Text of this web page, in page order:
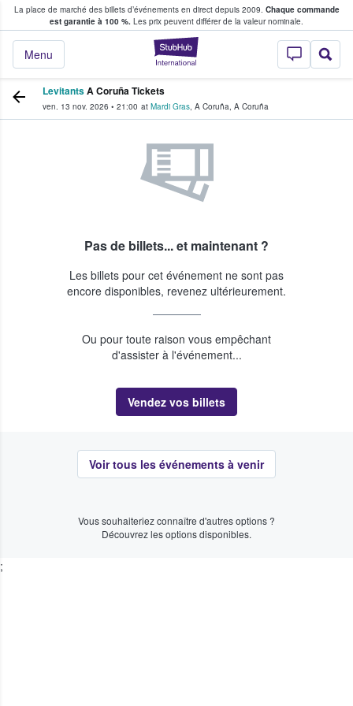
La place de marché des billets d’événements en direct depuis 2009. Chaque commande
est garantie à 100 %. Les prix peuvent différer de la valeur nominale.
StubHub - Où
Menu
fans achètent et vendent des billets
LevitantsA Coruña Tickets
ven. 13 nov. 2026 • 21:00 at Mardi Gras, A Coruña, A Coruña
Pas de billets... et maintenant ?
Les billets pour cet événement ne sont pas
encore disponibles, revenez ultérieurement.
Ou pour toute raison vous empêchant
d'assister à l'événement...
Vendez vos billets
Voir tous les événements à venir
Vous souhaiteriez connaître d'autres options ?
Découvrez les options disponibles.
;